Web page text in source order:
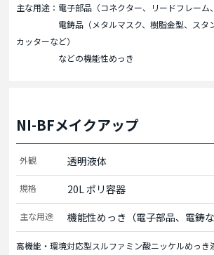
主な用途：電子部品（コネクター、リードフレーム
電鋳品（メタルマスク、樹脂金型、スタン
カッターなど）
などの機能性めっき
NI-BFメイクアップ
外観 透明液体
規格 20L ポリ容器
主な用途 機能性めっき（電子部品、電鋳な
高機能・環境対応型スルファミン酸ニッケルめっき